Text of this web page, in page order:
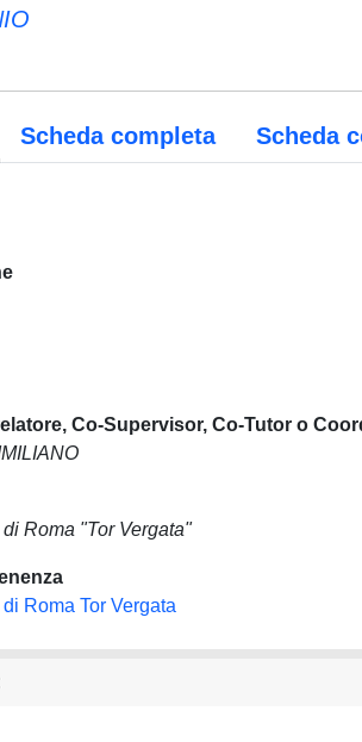
Scheda completa Scheda
Co-Supervisor, Co-Tutor o
Roma "Tor Vergata"
Roma Tor Vergata